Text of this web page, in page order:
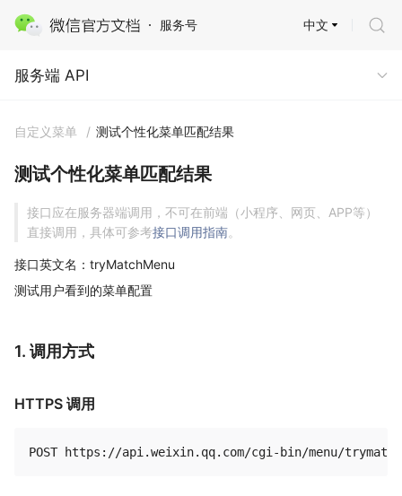
服务号
服务端 API
中文
服务端 API
自定义菜单 / 测试个性化菜单匹配结果
测试个性化菜单匹配结果
接口应在服务器端调用，不可在前端（小程序、网页、APP等）
直接调用，具体可参考接口调用指南。
接口英文名：tryMatchMenu
测试用户看到的菜单配置
1. 调用方式
HTTPS 调用